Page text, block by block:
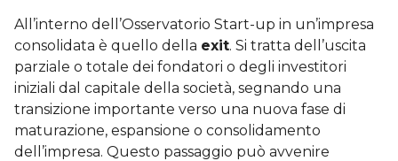
All’interno dell’Osservatorio Start-up in un’impresa
consolidata è quello della exit. Si tratta dell’uscita
parziale o totale dei fondatori o degli investitori
iniziali dal capitale della società, segnando una
transizione importante verso una nuova fase di
maturazione, espansione o consolidamento
dell’impresa. Questo passaggio può avvenire